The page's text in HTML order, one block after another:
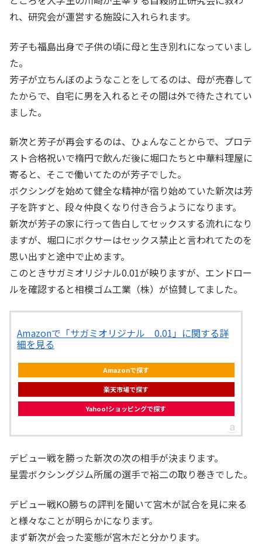
れ、研究会が運営する施設に入れられます。
芳子も福島出身で子供の頃に母と生き別れになっていまし
た。
芳子が立ちんぼのようなことをしてるのは、母が売春して
たからで、自宅に男を入れるとその間は外で待たされてい
ました。
新次と芳子が再会するのは、ひょんなことからで、プロテ
スト合格祝いで楕円で飲んだ後に堀口たちと中華料理屋に
寄ると、そこで働いてたのが芳子でした。
ボクシングを始めて健全な精神が宿り始めていた新次は芳
子を許すと、段々仲良くなり付き合うようになります。
新次が芳子の家に行って告白してセックスする流れになり
ますが、堀口にボクサーはセックス禁止と言われてたのを
思い出すと途中で止めます。
このときサガミオリジナル0.01が映りますが、エンドロー
ルを確認すると相模ゴム工業（株）が協賛してました。
Amazonで「サガミオリジナル 0.01」に関する詳
細を見る
Amazonで探す
楽天市場で探す
Yahoo!ショッピングで探す
デビュー戦を勝った新次の次の相手が決まります。
星雲ボクシングジム所属の選手で裕二の取り巻きでした。
デビュー戦KO勝ちの評判を聞いて宮木が試合を見に来る
と様々なことが明らかになります。
まず新次が会った変態が宮木だと分かります。